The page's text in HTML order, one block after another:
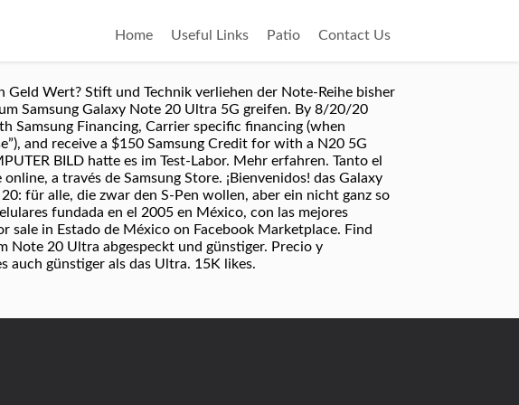
Home Useful Links Patio Contact Us
Geld Wert? Stift und Technik verliehen der Note-Reihe bisher
Samsung Galaxy Note 20 Ultra 5G greifen. By 8/20/20
Samsung Financing, Carrier specific financing (when
and receive a $150 Samsung Credit for with a N20 5G
BILD hatte es im Test-Labor. Mehr erfahren. Tanto el
a través de Samsung Store. ¡Bienvenidos! das Galaxy
für alle, die zwar den S-Pen wollen, aber ein nicht ganz so
fundada en el 2005 en México, con las mejores
in Estado de México on Facebook Marketplace. Find
Note 20 Ultra abgespeckt und günstiger. Precio y
auch günstiger als das Ultra. 15K likes.